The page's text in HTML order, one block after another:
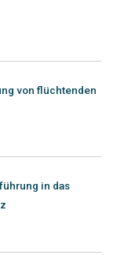
von flüchtenden
in das